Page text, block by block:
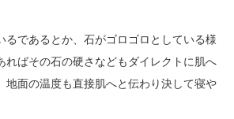
るであるとか、石がゴロゴロとしている様
ればその石の硬さなどもダイレクトに肌へ
地面の温度も直接肌へと伝わり決して寝や